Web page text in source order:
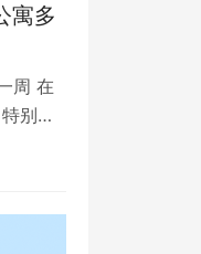
寓多
周 在
别是